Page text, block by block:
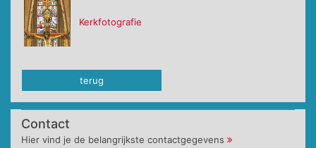
Kerkfotografie
terug
Contact
Hier vind je de belangrijkste contactgegevens